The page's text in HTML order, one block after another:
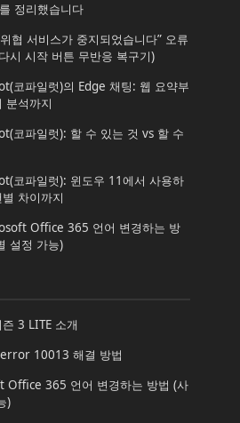
정리했습니다
협 서비스가 중지되었습니다” 오류
시 시작 버튼 무반응 복구기)
코파일럿)의 Edge 채팅: 웹 요약부
분석까지
코파일럿): 할 수 있는 것 vs 할 수
코파일럿): 윈도우 11에서 사용하
차이까지
Office 365 언어 변경하는 방
설정 가능)
3 LITE 소개
10013 해결 방법
Office 365 언어 변경하는 방법 (사
)